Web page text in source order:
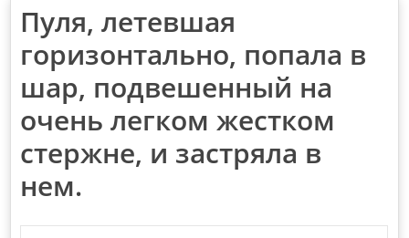
Пуля, летевшая
горизонтально, попала в
шар, подвешенный на
очень легком жестком
стержне, и застряла в
нем.